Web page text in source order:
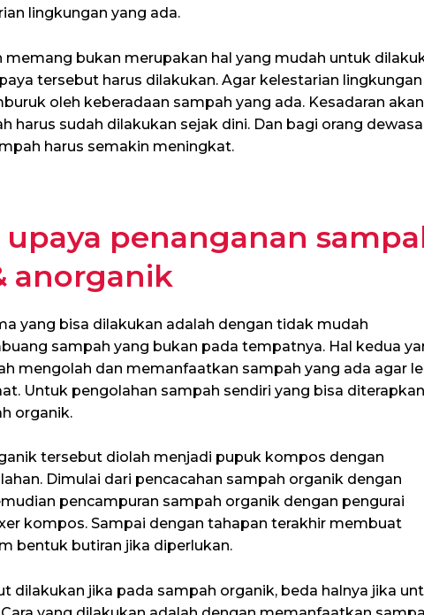
lingkungan yang ada.
memang bukan merupakan hal yang mudah untuk
tersebut harus dilakukan. Agar kelestarian lingkungan
oleh keberadaan sampah yang ada. Kesadaran akan
harus sudah dilakukan sejak dini. Dan bagi orang dewasa
harus semakin meningkat.
penanganan
anorganik
yang bisa dilakukan adalah dengan tidak mudah
sampah yang bukan pada tempatnya. Hal kedua
mengolah dan memanfaatkan sampah yang ada agar
Untuk pengolahan sampah sendiri yang bisa diterapkan
organik.
tersebut diolah menjadi pupuk kompos dengan
Dimulai dari pencacahan sampah organik dengan
pencampuran sampah organik dengan pengurai
kompos. Sampai dengan tahapan terakhir membuat
bentuk butiran jika diperlukan.
dilakukan jika pada sampah organik, beda halnya jika